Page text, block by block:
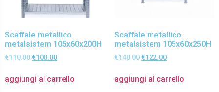
Scaffale metallico
metalsistem 105x60x200H
€110.00 €100.00
aggiungi al carrello
Scaffale metallico
metalsistem 105x60x250H
€140.00 €122.00
aggiungi al carrello